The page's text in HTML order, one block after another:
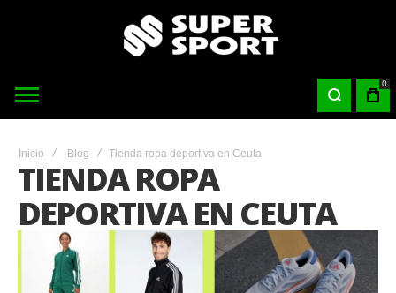
0
Inicio Blog Tienda ropa deportiva en Ceuta
TIENDA ROPA
DEPORTIVA EN CEUTA